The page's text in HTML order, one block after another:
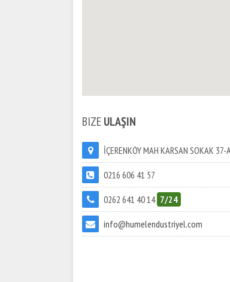
BIZEULAŞIN
İÇERENKÖY MAH KARSAN SOKAK 37-
0216 606 41 57
0262 641 40 14 7/24
info@humelendustriyel.com